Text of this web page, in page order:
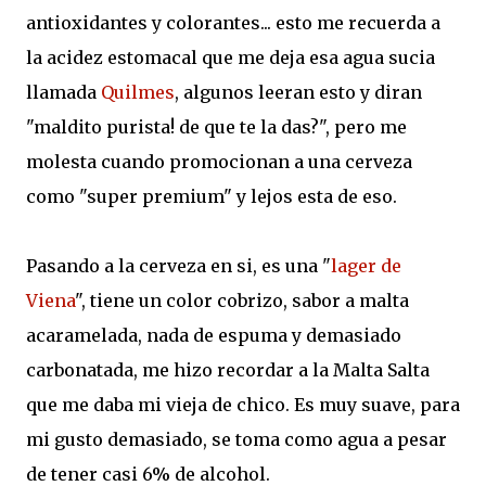
antioxidantes y colorantes... esto me recuerda a
la acidez estomacal que me deja esa agua sucia
llamada Quilmes, algunos leeran esto y diran
"maldito purista! de que te la das?", pero me
molesta cuando promocionan a una cerveza
como "super premium" y lejos esta de eso.
Pasando a la cerveza en si, es una "lager de
Viena", tiene un color cobrizo, sabor a malta
acaramelada, nada de espuma y demasiado
carbonatada, me hizo recordar a la Malta Salta
que me daba mi vieja de chico. Es muy suave, para
mi gusto demasiado, se toma como agua a pesar
de tener casi 6% de alcohol.